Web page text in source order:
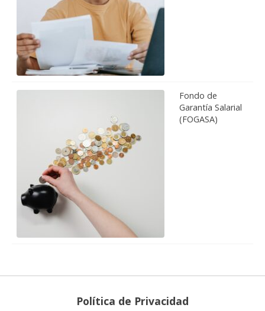
Fondo de
Garantía Salarial
(FOGASA)
Política de Privacidad